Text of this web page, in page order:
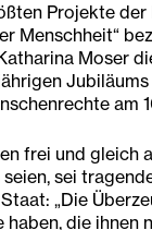
Projekte
Menschheit“
Moser
am
frei und gleich
sei
„Die
haben, die ihnen